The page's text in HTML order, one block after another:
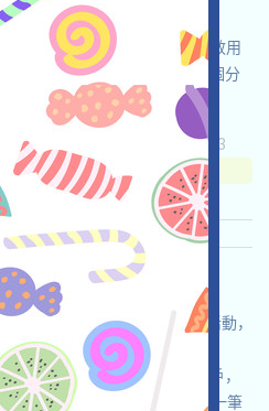
语言：
動活動，如果您是Kaito的有效用
過鏈接X檢查資格，並獲得一個分
Twitter
收录时间: 2025/07/23
2.7 查阅详情
语言：
，如果您參與了該項目的活動，
或貢獻人，或是
等網絡活躍用戶，
的持有人，則可能可以領取一筆